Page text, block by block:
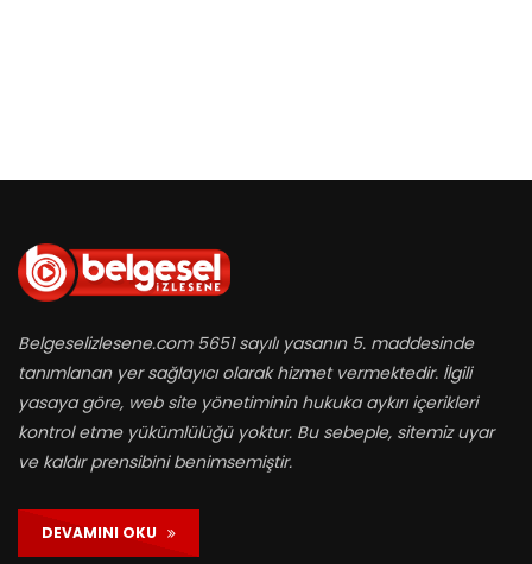
Belgeselizlesene.com 5651 sayılı yasanın 5. maddesinde
tanımlanan yer sağlayıcı olarak hizmet vermektedir. İlgili
yasaya göre, web site yönetiminin hukuka aykırı içerikleri
kontrol etme yükümlülüğü yoktur. Bu sebeple, sitemiz uyar
ve kaldır prensibini benimsemiştir.
DEVAMINI OKU